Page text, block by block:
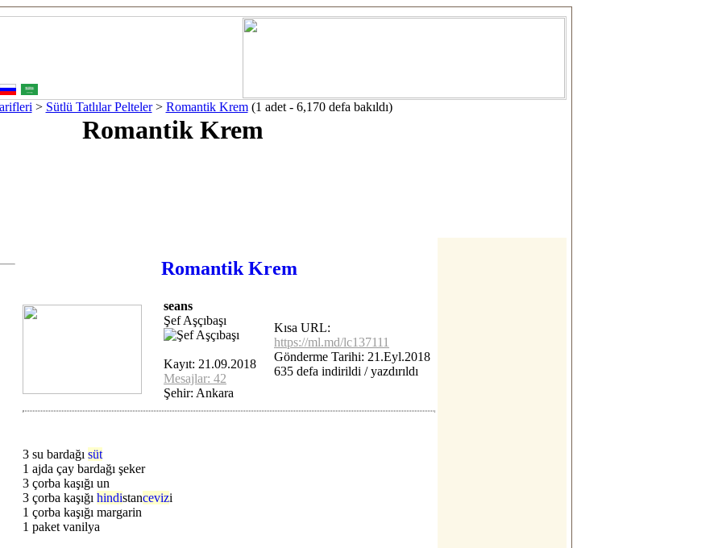
> Sütlü Tatlılar Pelteler> Romantik Krem(1 adet - 6,170 defa bakıldı)
Romantik Krem
Romantik Krem
seans
Şef Aşçıbaşı
Kayıt: 21.09.2018
Mesajlar: 42
Şehir: Ankara
Kısa URL:
https://ml.md/lc137111
Gönderme Tarihi: 21.Eyl.2018
635 defa indirildi / yazdırıldı
3 su bardağı süt
1 ajda çay bardağı şeker
3 çorba kaşığı un
3 çorba kaşığı hindistancevizi
1 çorba kaşığı margarin
1 paket vanilya